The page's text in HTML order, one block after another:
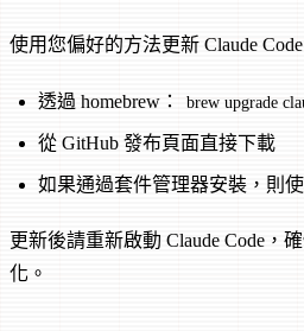
使用您偏好的方法更新 Claude Code
透過 homebrew： brew upgrade
從 GitHub 發布頁面直接下載
如果通過套件管理器安裝，則
更新後請重新啟動 Claude Code，
化。